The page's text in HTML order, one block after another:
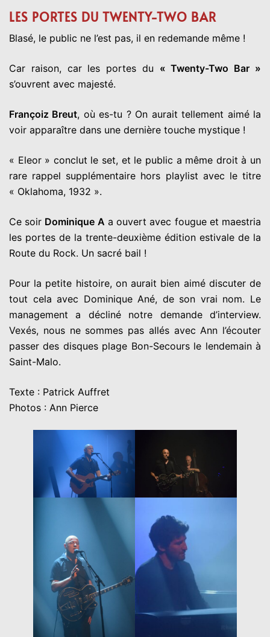
LES PORTES DU TWENTY-TWO BAR
Blasé, le public ne l’est pas, il en redemande même !
Car raison, car les portes du « Twenty-Two Bar »
s’ouvrent avec majesté.
Françoiz Breut, où es-tu ? On aurait tellement aimé la
voir apparaître dans une dernière touche mystique !
« Eleor » conclut le set, et le public a même droit à un
rare rappel supplémentaire hors playlist avec le titre
« Oklahoma, 1932 ».
Ce soir Dominique A a ouvert avec fougue et maestria
les portes de la trente-deuxième édition estivale de la
Route du Rock. Un sacré bail !
Pour la petite histoire, on aurait bien aimé discuter de
tout cela avec Dominique Ané, de son vrai nom. Le
management a décliné notre demande d’interview.
Vexés, nous ne sommes pas allés avec Ann l’écouter
passer des disques plage Bon-Secours le lendemain à
Saint-Malo.
Texte : Patrick Auffret
Photos : Ann Pierce